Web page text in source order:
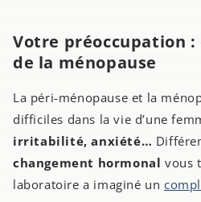
Votre préoccupation
de la ménopause
La péri-ménopause et la
difficiles dans la vie d’une
irritabilité, anxiété…
changement hormonal vous
laboratoire a imaginé un